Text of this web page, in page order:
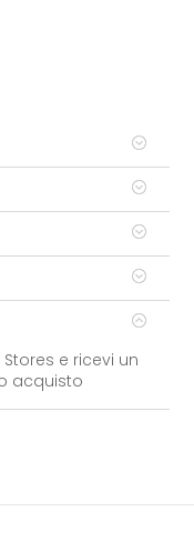
Stores e ricevi un
acquisto